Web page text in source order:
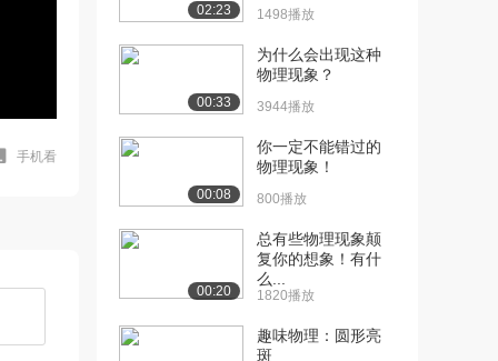
手机看
02:23 1498播放
00:33
为什么会出现这种
物理现象？
3944播放
00:08
你一定不能错过的
物理现象！
800播放
00:20
总有些物理现象颠
复你的想象！有什
么...
1820播放
趣味物理：圆形亮
斑